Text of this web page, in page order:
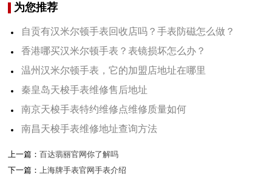
为您推荐
自贡有汉米尔顿手表回收店吗？手表防磁怎么做？
香港哪买汉米尔顿手表？表镜损坏怎么办？
温州汉米尔顿手表，它的加盟店地址在哪里
秦皇岛天梭手表维修售后地址
南京天梭手表特约维修点维修质量如何
南昌天梭手表维修地址查询方法
上一篇：百达翡丽官网你了解吗
下一篇：
上海牌手表官网手表介绍